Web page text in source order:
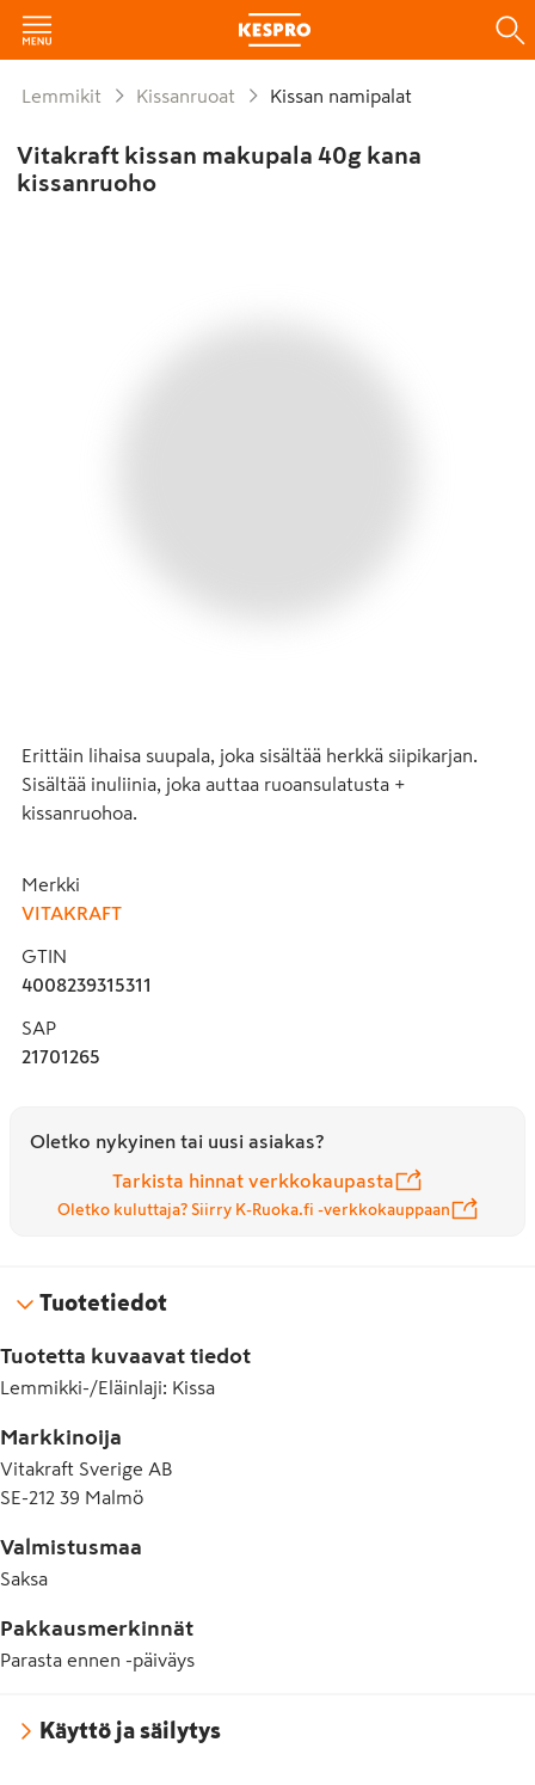
Lemmikit Kissanruoat Kissan namipalat
Vitakraft kissan makupala 40g kana
kissanruoho
Erittäin lihaisa suupala, joka sisältää herkkä siipikarjan.
Sisältää inuliinia, joka auttaa ruoansulatusta +
kissanruohoa.
Merkki
VITAKRAFT
GTIN
4008239315311
SAP
21701265
Oletko nykyinen tai uusi asiakas?
Tarkista hinnat verkkokaupasta
Oletko kuluttaja? Siirry K-Ruoka.fi -verkkokauppaan
Tuotetiedot
Tuotetta kuvaavat tiedot
Lemmikki-/Eläinlaji: Kissa
Markkinoija
Vitakraft Sverige AB
SE-212 39 Malmö
Valmistusmaa
Saksa
Pakkausmerkinnät
Parasta ennen -päiväys
Käyttö ja säilytys